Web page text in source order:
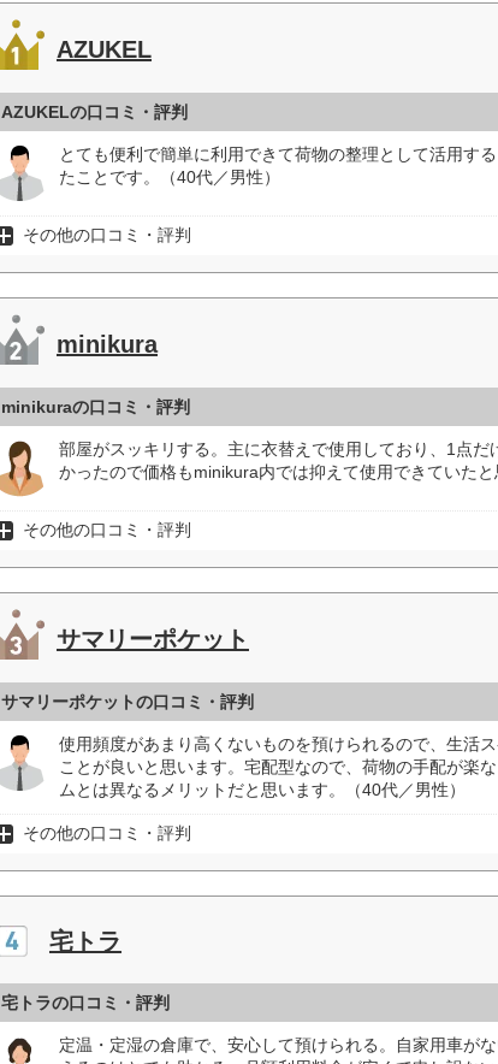
AZUKEL
AZUKELの口コミ・評判
とても便利で簡単に利用できて荷物の整理として活用す
たことです。（40代／男性）
その他の口コミ・評判
minikura
minikuraの口コミ・評判
部屋がスッキリする。主に衣替えで使用しており、1点だ
かったので価格もminikura内では抑えて使用できていたと
その他の口コミ・評判
サマリーポケット
サマリーポケットの口コミ・評判
使用頻度があまり高くないものを預けられるので、生活
ことが良いと思います。宅配型なので、荷物の手配が楽
ムとは異なるメリットだと思います。（40代／男性）
その他の口コミ・評判
宅トラ
宅トラの口コミ・評判
定温・定湿の倉庫で、安心して預けられる。自家用車が